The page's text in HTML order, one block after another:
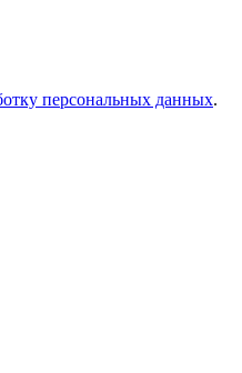
персональных данных.